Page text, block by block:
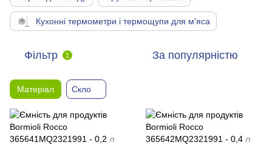
Кухонні термометри і термощупи для м'яса
Фільтр 1 За популярністю
Матеріал Скло